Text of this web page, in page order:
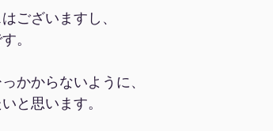
ございますし、
。
かからないように、
と思います。